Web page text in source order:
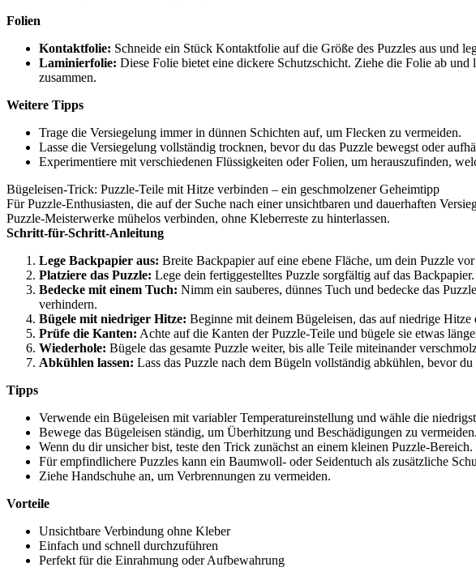
Folien
Kontaktfolie: Schneide ein Stück Kontaktfolie auf die Größe des Puzzles aus und
Laminierfolie: Diese Folie bietet eine dickere Schutzschicht. Ziehe die Folie ab
zusammen.
Weitere Tipps
Trage die Versiegelung immer in dünnen Schichten auf, um Flecken zu vermeiden.
Lasse die Versiegelung vollständig trocknen, bevor du das Puzzle bewegst oder
Experimentiere mit verschiedenen Flüssigkeiten oder Folien, um herauszufinden,
Bügeleisen-Trick: Puzzle-Teile mit Hitze verbinden – ein geschmolzener Geheimtipp
Für Puzzle-Enthusiasten, die auf der Suche nach einer unsichtbaren und dauerhaften
Puzzle-Meisterwerke mühelos verbinden, ohne Kleberreste zu hinterlassen.
Schritt-für-Schritt-Anleitung
Lege Backpapier aus: Breite Backpapier auf eine ebene Fläche, um dein Puzzle
Platziere das Puzzle: Lege dein fertiggestelltes Puzzle sorgfältig auf das Backpapier.
Bedecke mit einem Tuch: Nimm ein sauberes, dünnes Tuch und bedecke das
verhindern.
Bügele mit niedriger Hitze: Beginne mit deinem Bügeleisen, das auf niedrige
Prüfe die Kanten: Achte auf die Kanten der Puzzle-Teile und bügele sie etwas
Wiederhole: Bügele das gesamte Puzzle weiter, bis alle Teile miteinander
Abkühlen lassen: Lass das Puzzle nach dem Bügeln vollständig abkühlen, bevor du
Tipps
Verwende ein Bügeleisen mit variabler Temperatureinstellung und wähle die
Bewege das Bügeleisen ständig, um Überhitzung und Beschädigungen zu vermeiden.
Wenn du dir unsicher bist, teste den Trick zunächst an einem kleinen Puzzle-Bereich.
Für empfindlichere Puzzles kann ein Baumwoll- oder Seidentuch als zusätzliche
Ziehe Handschuhe an, um Verbrennungen zu vermeiden.
Vorteile
Unsichtbare Verbindung ohne Kleber
Einfach und schnell durchzuführen
Perfekt für die Einrahmung oder Aufbewahrung